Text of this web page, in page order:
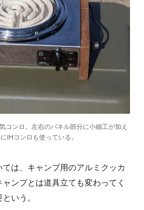
コンロ。左右のパネル部分に小細工が加え
IHコンロも使っている。
は、キャンプ用のアルミクッカ
ンプとは道具立ても変わってく
いう。